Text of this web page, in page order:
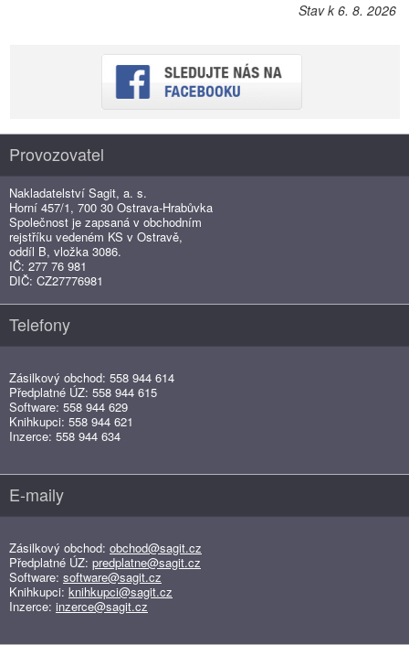
Stav k 6. 8. 2026
Provozovatel
Nakladatelství Sagit, a. s.
Horní 457/1, 700 30 Ostrava-Hrabůvka
Společnost je zapsaná v obchodním
rejstříku vedeném KS v Ostravě,
oddíl B, vložka 3086.
IČ: 277 76 981
DIČ: CZ27776981
Telefony
Zásilkový obchod: 558 944 614
Předplatné ÚZ: 558 944 615
Software: 558 944 629
Knihkupci: 558 944 621
Inzerce: 558 944 634
E-maily
Zásilkový obchod: obchod@sagit.cz
Předplatné ÚZ: predplatne@sagit.cz
Software: software@sagit.cz
Knihkupci: knihkupci@sagit.cz
Inzerce: inzerce@sagit.cz